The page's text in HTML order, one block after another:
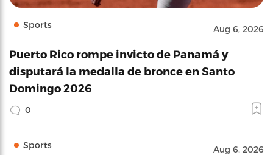
Sports Aug 6, 2026
Puerto Rico rompe invicto de Panamá y
disputará la medalla de bronce en Santo
Domingo 2026
0
Sports Aug 6, 2026